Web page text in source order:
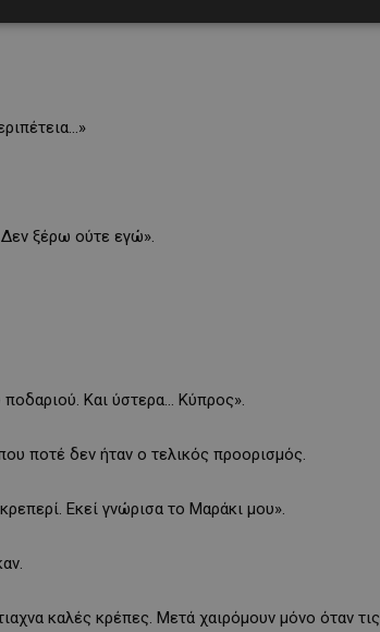
ξέρω ούτε εγώ».
Και ύστερα… Κύπρος».
ποτέ δεν ήταν ο τελικός προορισμός.
Εκεί γνώρισα το Μαράκι μου».
καλές κρέπες. Μετά χαιρόμουν μόνο όταν τις